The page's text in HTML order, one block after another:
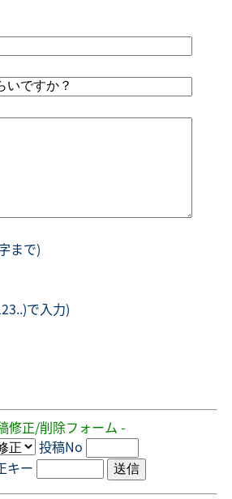
まで)
で入力)
修正/削除フォーム -
投稿No
キー